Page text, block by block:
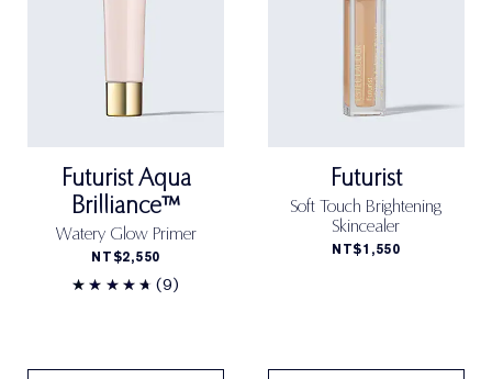
Futurist Aqua
Brilliance™
Watery Glow Primer
NT$2,550
(9)
Futurist
Soft Touch Brightening
Skincealer
NT$1,550